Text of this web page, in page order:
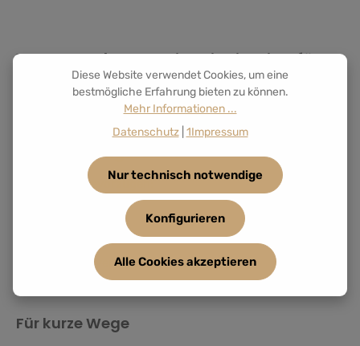
Welche Babytrage ist die richtige für
unseren Alltag?
Das hängt stark von euren Gewohnheiten ab.
Für lange Tragezeiten
Viele Eltern bevorzugen:
Wrap Conversion
Für kurze Wege
Diese Website verwendet Cookies, um eine
bestmögliche Erfahrung bieten zu können.
Mehr Informationen ...
Datenschutz| 1Impressum
Nur technisch notwendige
Konfigurieren
Alle Cookies akzeptieren